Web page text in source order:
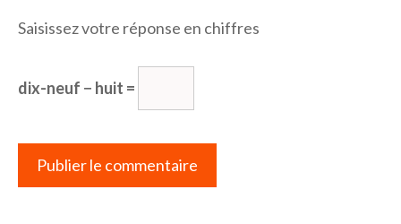
Saisissez votre réponse en chiffres
dix-neuf − huit =